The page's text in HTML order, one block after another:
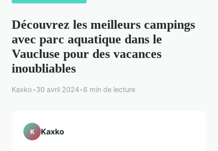
Découvrez les meilleurs campings
avec parc aquatique dans le
Vaucluse pour des vacances
inoubliables
Kaxko•30 avril 2024•6 min de lecture
K Kaxko